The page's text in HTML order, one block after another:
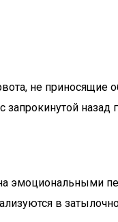
не приносящие
в